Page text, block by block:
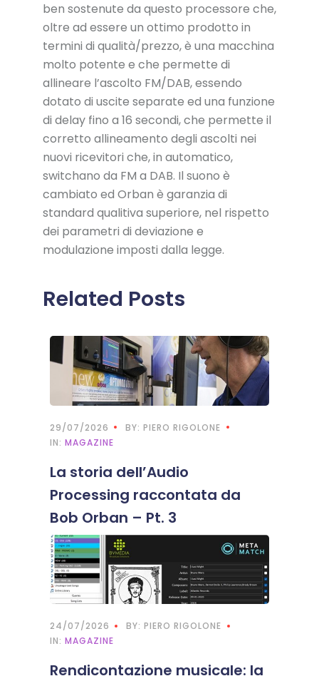
ben sostenute da questo processore che,
oltre ad essere un ottimo prodotto in
termini di qualità/prezzo, è una macchina
molto potente e che permette di
allineare l’ascolto FM/DAB, essendo
dotato di uscite separate ed una funzione
di delay fino a 16 secondi, che permette il
corretto allineamento degli ascolti nei
nuovi ricevitori che, in automatico,
switchano da FM a DAB. Il suono è
cambiato ed Orban è garanzia di
standard qualitiva superiore, nel rispetto
dei parametri di deviazione e
modulazione imposti dalla legge.
Related Posts
29/07/2026
BY: PIERO RIGOLONE
IN: MAGAZINE
La storia dell’Audio
Processing raccontata da
Bob Orban – Pt. 3
24/07/2026
BY: PIERO RIGOLONE
IN: MAGAZINE
Rendicontazione musicale: la